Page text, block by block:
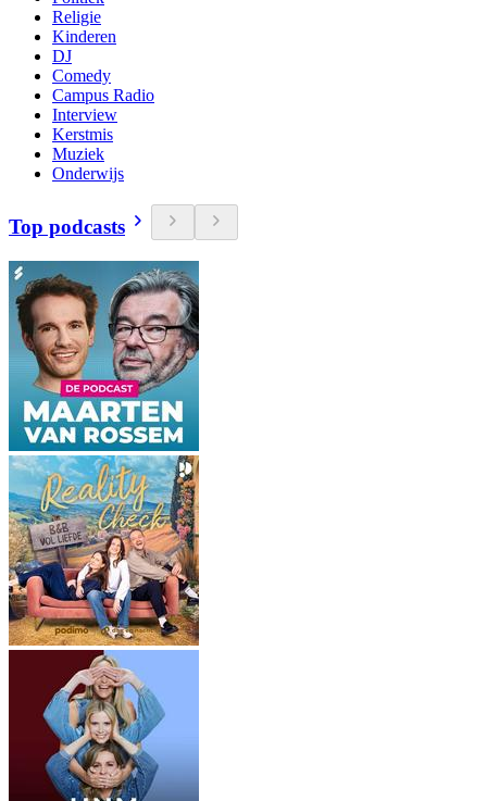
Religie
Kinderen
DJ
Comedy
Campus Radio
Interview
Kerstmis
Muziek
Onderwijs
Top podcasts